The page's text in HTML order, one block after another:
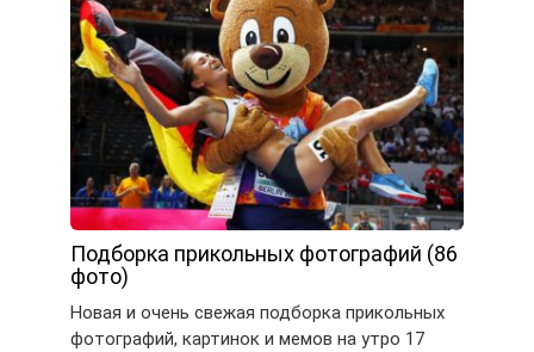
Подборка прикольных фотографий (86
фото)
Новая и очень свежая подборка прикольных
фотографий, картинок и мемов на утро 17